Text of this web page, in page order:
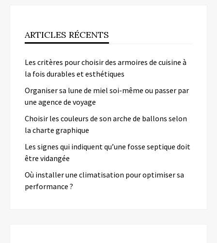
ARTICLES RÉCENTS
Les critères pour choisir des armoires de cuisine à
la fois durables et esthétiques
Organiser sa lune de miel soi-même ou passer par
une agence de voyage
Choisir les couleurs de son arche de ballons selon
la charte graphique
Les signes qui indiquent qu’une fosse septique doit
être vidangée
Où installer une climatisation pour optimiser sa
performance ?